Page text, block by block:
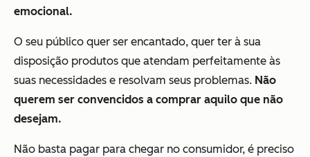
emocional.
O seu público quer ser encantado, quer ter à sua
disposição produtos que atendam perfeitamente às
suas necessidades e resolvam seus problemas. Não
querem ser convencidos a comprar aquilo que não
desejam.
Não basta pagar para chegar no consumidor, é preciso